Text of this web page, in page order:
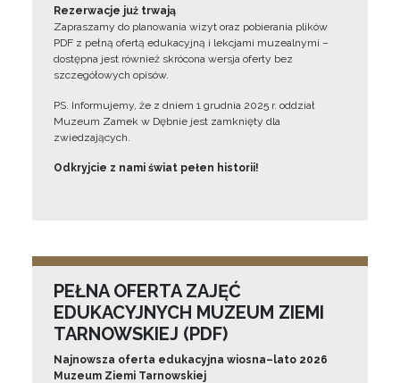
Rezerwacje już trwają
Zapraszamy do planowania wizyt oraz pobierania plików
PDF z pełną ofertą edukacyjną i lekcjami muzealnymi –
dostępna jest również skrócona wersja oferty bez
szczegółowych opisów.
PS. Informujemy, że z dniem 1 grudnia 2025 r. oddział
Muzeum Zamek w Dębnie jest zamknięty dla
zwiedzających.
Odkryjcie z nami świat pełen historii!
PEŁNA OFERTA ZAJĘĆ
EDUKACYJNYCH MUZEUM ZIEMI
TARNOWSKIEJ (PDF)
Najnowsza oferta edukacyjna wiosna–lato 2026
Muzeum Ziemi Tarnowskiej